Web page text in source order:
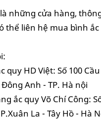
những cửa hàng,
thể liên hệ mua bình
quy HD Việt: Số 100
Anh - TP. Hà nội
ắc quy Võ Chí Công:
La - Tây Hồ - Hà